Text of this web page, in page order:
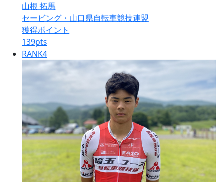
山根 拓馬
セービング・山口県自転車競技連盟
獲得ポイント
139pts
RANK4